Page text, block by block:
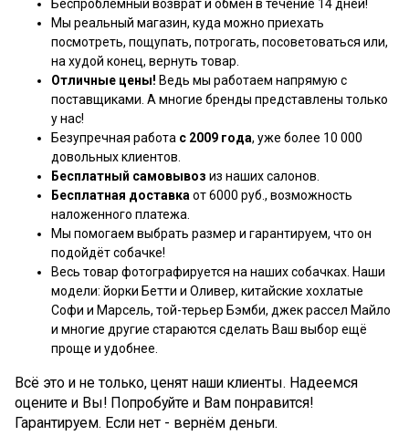
Беспроблемный возврат и обмен в течение 14 дней!
Мы реальный магазин, куда можно приехать
посмотреть, пощупать, потрогать, посоветоваться или,
на худой конец, вернуть товар.
Отличные цены! Ведь мы работаем напрямую с
поставщиками. А многие бренды представлены только
у нас!
Безупречная работа с 2009 года, уже более 10 000
довольных клиентов.
Бесплатный самовывоз из наших салонов.
Бесплатная доставка от 6000 руб., возможность
наложенного платежа.
Мы помогаем выбрать размер и гарантируем, что он
подойдёт собачке!
Весь товар фотографируется на наших собачках. Наши
модели: йорки Бетти и Оливер, китайские хохлатые
Софи и Марсель, той-терьер Бэмби, джек рассел Майло
и многие другие стараются сделать Ваш выбор ещё
проще и удобнее.
Всё это и не только, ценят наши клиенты. Надеемся
оцените и Вы! Попробуйте и Вам понравится!
Гарантируем. Если нет - вернём деньги.